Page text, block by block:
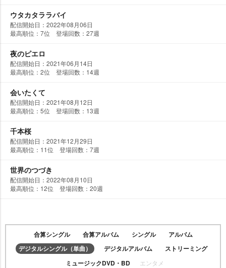
ウタカタララバイ
配信開始日：2022年08月06日
最高順位：7位 登場回数：27週
夜のピエロ
配信開始日：2021年06月14日
最高順位：2位 登場回数：14週
会いたくて
配信開始日：2021年08月12日
最高順位：5位 登場回数：13週
千本桜
配信開始日：2021年12月29日
最高順位：11位 登場回数：7週
世界のつづき
配信開始日：2022年08月10日
最高順位：12位 登場回数：20週
合算シングル 合算アルバム シングル
アルバム
デジタルシングル（単曲）
デジタルアルバム
ストリーミング
ミュージックDVD・BD
エンタメ